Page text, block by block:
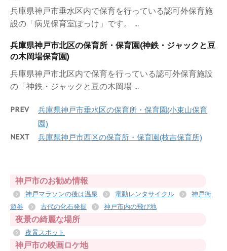
兵庫県神戸市垂水区内で保育を行っている認可外保育施
設の「病児保育室ぽっけ」です。 ...
兵庫県神戸市北区の保育所・保育園(神鉄・ジャックと豆
の木岡場保育園)
兵庫県神戸市北区内で保育を行っている認可外保育施設
の「神鉄・ジャックと豆の木岡場 ...
PREV
兵庫県神戸市垂水区の保育所・保育園(小束山保育
園)
NEXT 兵庫県神戸市西区の保育所・保育園(枝吉保育所)
神戸市のお勧め情報
神戸マラソンの後は温泉 電動レンタサイクル
神戸街
遊券
古代の化石発掘 神戸市内の飛び地
夜景の綺麗な場所
夜景スポット
神戸市の映画ロケ地